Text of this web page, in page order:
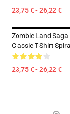
23,75 € - 26,22 €
Zombie Land Saga
Classic T-Shirt
23,75 € - 26,22 €